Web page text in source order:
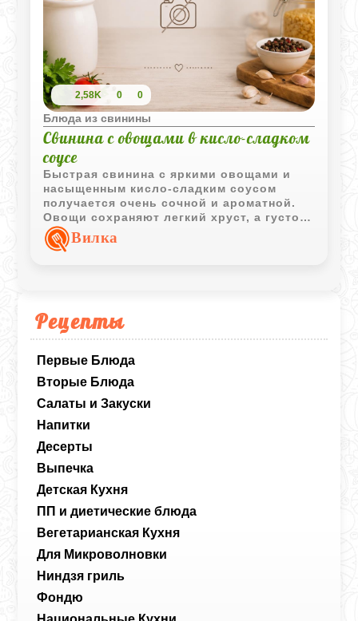
Рецепты
Первые Блюда
Вторые Блюда
Салаты и Закуски
Напитки
Десерты
Выпечка
Детская Кухня
ПП и диетические блюда
Вегетарианская Кухня
Для Микроволновки
Ниндзя гриль
Фондю
2,58K 0 0
Блюда из свинины
Свинина с овощами в кисло-сладком
соусе
Быстрая свинина с яркими овощами и
насыщенным кисло-сладким соусом
получается очень сочной и ароматной.
Овощи сохраняют легкий хруст, а густой
соус отлично сочетается с горячим
рисом.Вилка